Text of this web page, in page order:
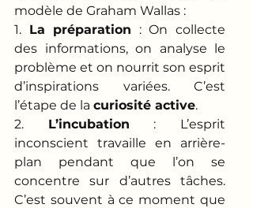
modèle de Graham Wallas :
1. La préparation : On collecte
des informations, on analyse le
problème et on nourrit son esprit
d’inspirations variées. C’est
l’étape de la curiosité active.
2. L’incubation : L’esprit
inconscient travaille en arrière-
plan pendant que l’on se
concentre sur d’autres tâches.
C’est souvent à ce moment que